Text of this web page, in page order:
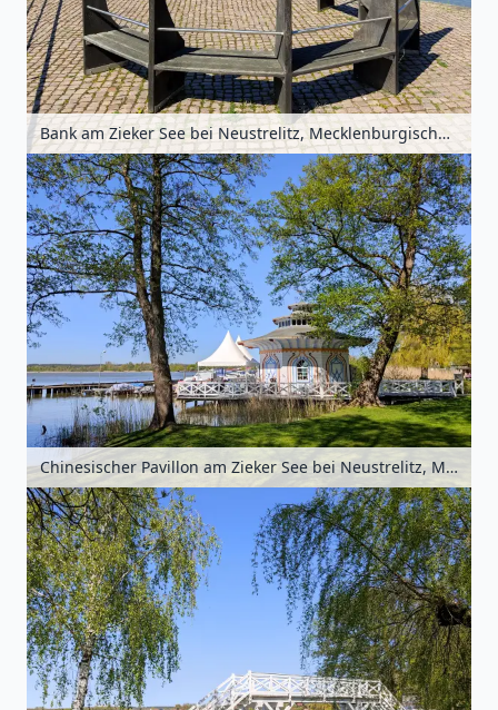
Bank am Zieker See bei Neustrelitz, Mecklenburgische Seenplatte, Mecklenburg-Vorpommern, Deutschland
Chinesischer Pavillon am Zieker See bei Neustrelitz, Mecklenburgische Seenplatte, Mecklenburg-Vorpommern, Deutschland